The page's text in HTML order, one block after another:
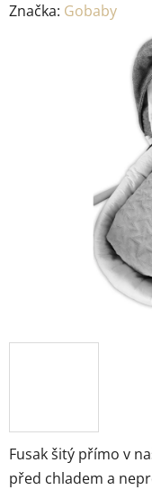
Fusak šitý přímo v
před chladem a
hodnocení
Značka: Gobaby